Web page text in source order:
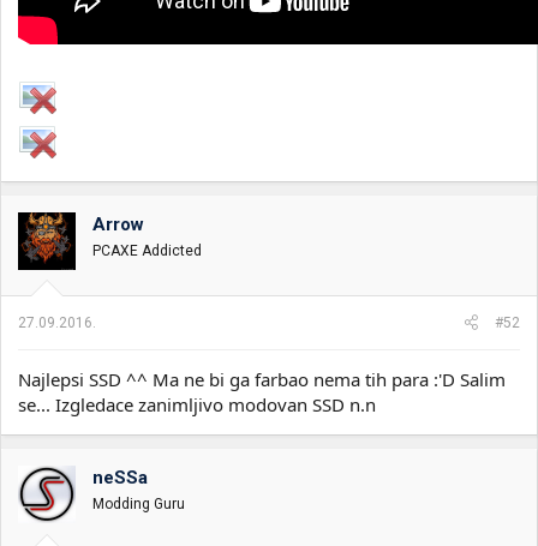
Arrow
PCAXE Addicted
27.09.2016. #52
Najlepsi SSD ^^ Ma ne bi ga farbao nema tih para :'D Salim
se... Izgledace zanimljivo modovan SSD n.n
neSSa
Modding Guru